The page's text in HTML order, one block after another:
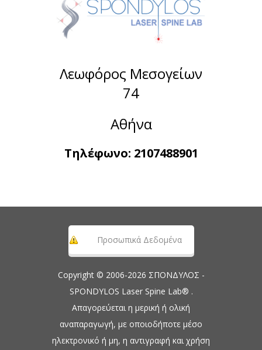
Λεωφόρος Μεσογείων
74
Αθήνα
Τηλέφωνο: 2107488901
Προσωπικά Δεδομένα
Copyright © 2006-2026 ΣΠΟΝΔΥΛΟΣ -
SPONDYLOS Laser Spine Lab® .
Απαγορεύεται η μερική ή ολική
αναπαραγωγή, με οποιοδήποτε μέσο
ηλεκτρονικό ή μη, η αντιγραφή και χρήση